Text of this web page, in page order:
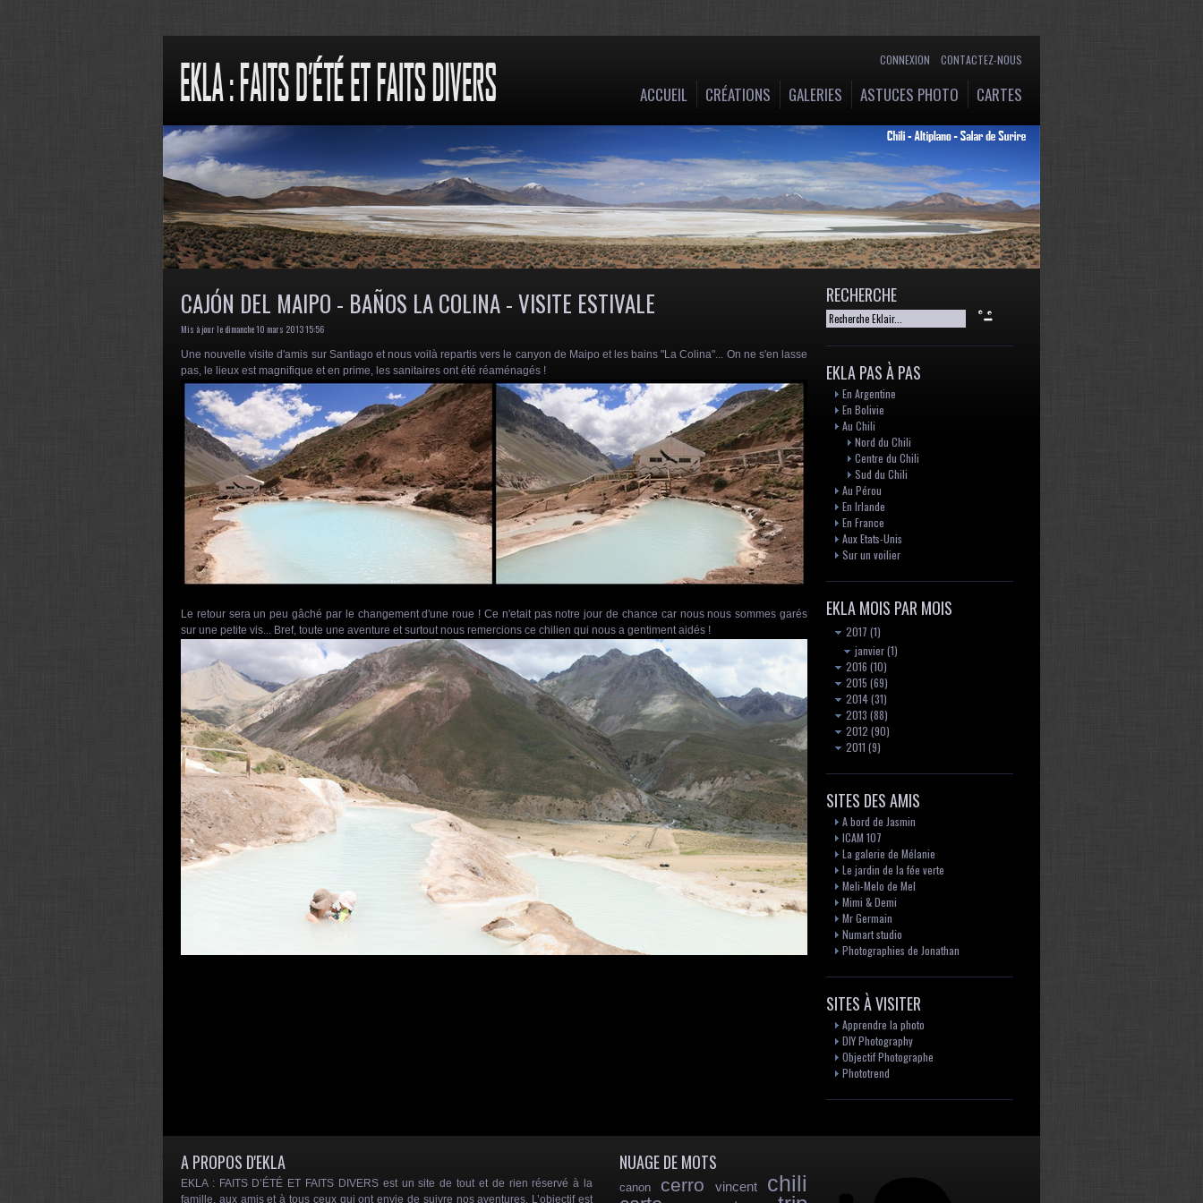
CONNEXION CONTACTEZ-NOUS
ACCUEIL CRÉATIONS GALERIES ASTUCES PHOTO CARTES
CAJÓN DEL MAIPO - BAÑOS LA COLINA - VISITE ESTIVALE
Mis à jour le dimanche 10 mars 2013 15:56
Une nouvelle visite d'amis sur Santiago et nous voilà repartis vers le canyon de Maipo et les bains "La Colina"... On ne s'en lasse
pas, le lieux est magnifique et en prime, les sanitaires ont été réaménagés !
Le retour sera un peu gâché par le changement d'une roue ! Ce n'etait pas notre jour de chance car nous nous sommes garés
sur une petite vis... Bref, toute une aventure et surtout nous remercions ce chilien qui nous a gentiment aidés !
RECHERCHE
EKLA PAS À PAS
En Argentine
En Bolivie
Au Chili
Nord du Chili
Centre du Chili
Sud du Chili
Au Pérou
En Irlande
En France
Aux Etats-Unis
Sur un voilier
EKLA MOIS PAR MOIS
2017 (1)
janvier(1)
2016 (10)
2015 (69)
2014(31)
2013 (88)
2012 (90)
2011 (9)
SITES DES AMIS
A bord de Jasmin
ICAM 107
La galerie de Mélanie
Le jardin de la fée verte
Meli-Melo de Mel
Mimi & Demi
Mr Germain
Numart studio
Photographies de Jonathan
SITES À VISITER
Apprendre la photo
DIY Photography
Objectif Photographe
Phototrend
A PROPOS D'EKLA
EKLA : FAITS D’ÉTÉ ET FAITS DIVERS est un site de tout et de rien réservé à la
famille, aux amis et à tous ceux qui ont envie de suivre nos aventures. L’objectif est
NUAGE DE MOTS
canon cerro vincent chili